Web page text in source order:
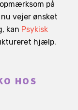
på
vejer ønsket
kan Psykisk
hjælp.
HOS